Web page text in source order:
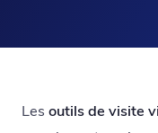
Les outils de visite